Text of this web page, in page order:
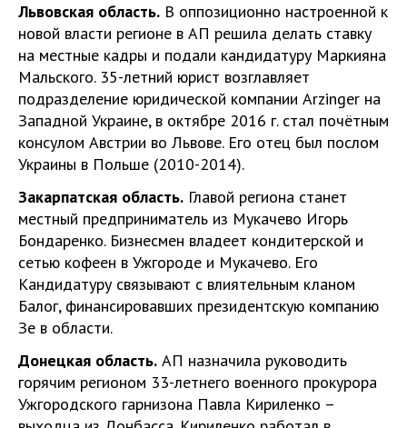
Львовская область. В оппозиционно настроенной к
новой власти регионе в АП решила делать ставку
на местные кадры и подали кандидатуру Маркияна
Мальского. 35-летний юрист возглавляет
подразделение юридической компании Arzinger на
Западной Украине, в октябре 2016 г. стал почётным
консулом Австрии во Львове. Его отец был послом
Украины в Польше (2010-2014).
Закарпатская область. Главой региона станет
местный предприниматель из Мукачево Игорь
Бондаренко. Бизнесмен владеет кондитерской и
сетью кофеен в Ужгороде и Мукачево. Его
Кандидатуру связывают с влиятельным кланом
Балог, финансировавших президентскую компанию
Зе в области.
Донецкая область. АП назначила руководить
горячим регионом 33-летнего военного прокурора
Ужгородского гарнизона Павла Кириленко –